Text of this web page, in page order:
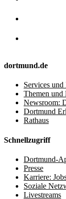
dortmund.de
Services
Themen und
Newsroom:
Dortmund
Rathaus
Schnellzugriff
Dortmund-
Presse
Karriere:
Soziale
Livestreams